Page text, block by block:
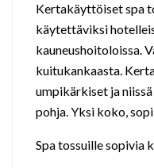
Kertakäyttöiset spa
käytettäviksi
kauneushoitoloissa.
kuitukankaasta.
umpikärkiset ja
pohja. Yksi koko,
Spa tossuille sopivia